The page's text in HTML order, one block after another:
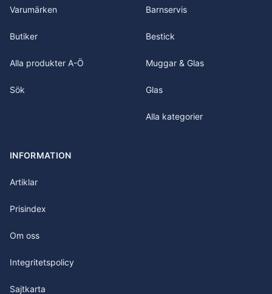
Varumärken
Butiker
Alla produkter A-Ö
Sök
Barnservis
Bestick
Muggar & Glas
Glas
Alla kategorier
INFORMATION
Artiklar
Prisindex
Om oss
Integritetspolicy
Sajtkarta